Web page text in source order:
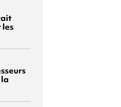
les